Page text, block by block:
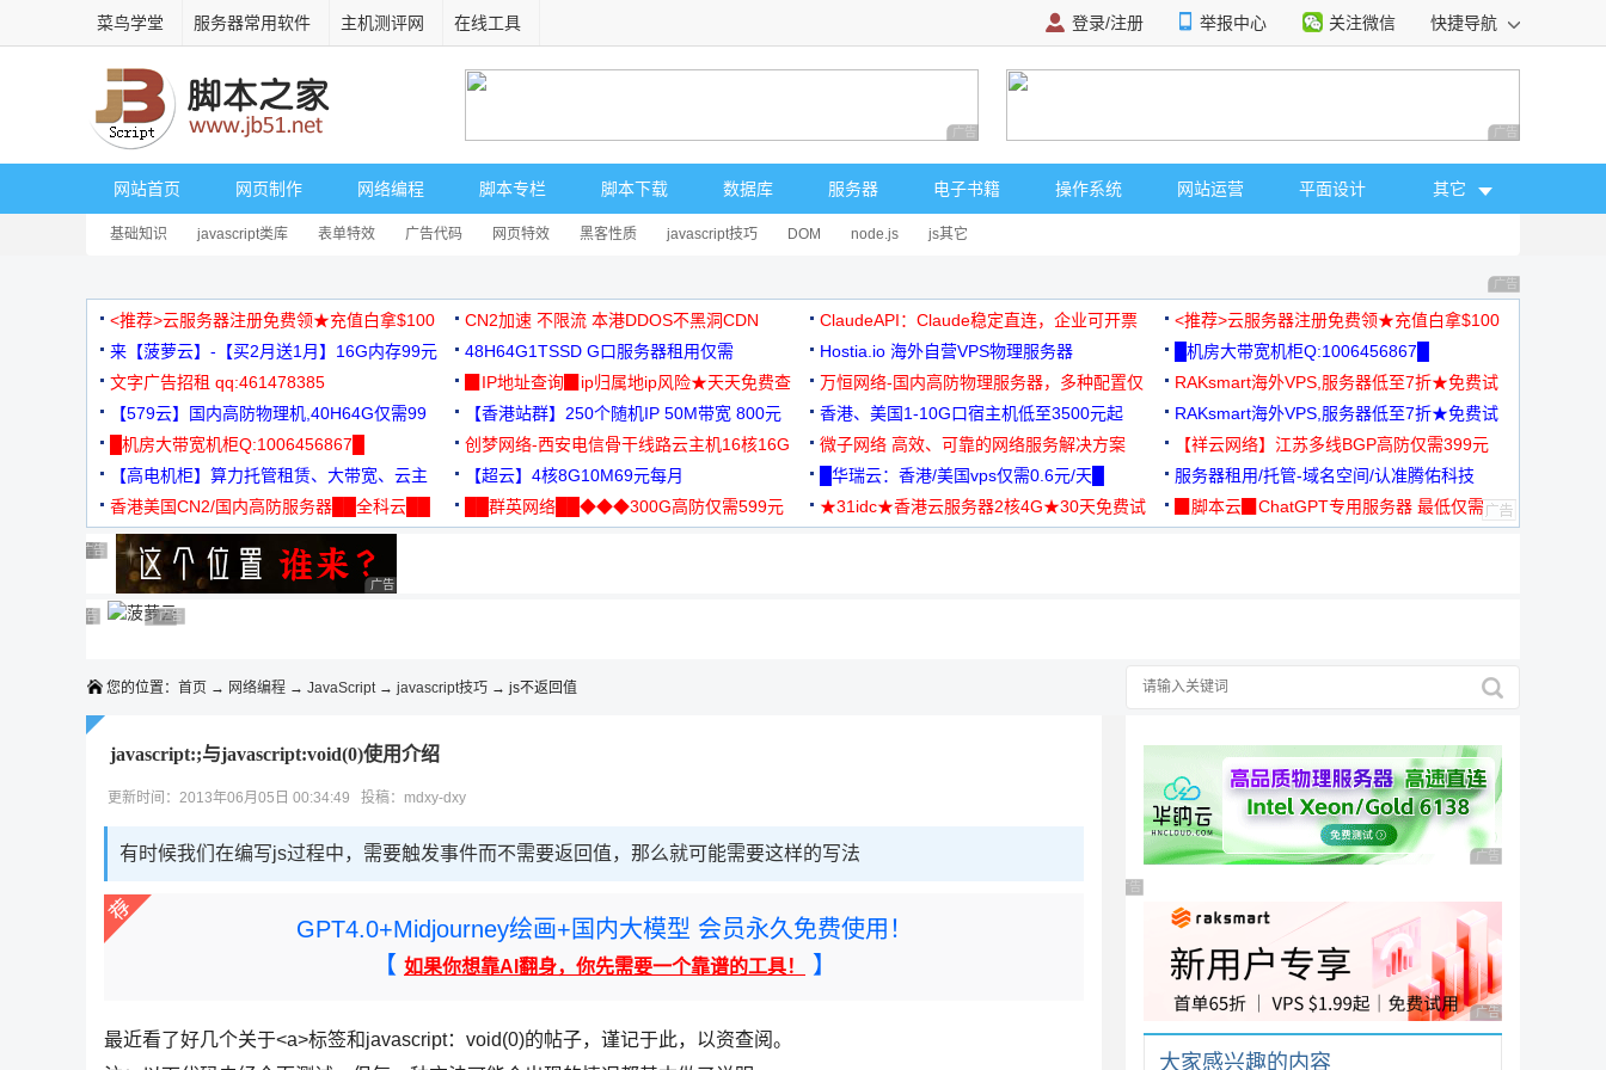
菜鸟学堂 服务器常用软件 主机测评网 在线工具 登录/注册 举报中心 关注微信 快捷导航
广告 商业广告，理性选择 广告 商业广告，理
网站首页 网页制作 网络编程 脚本专栏 脚本下载 数据库 服务器 电子书籍 操作系统 网站运营 平面设计 其它
基础知识 javascript类库 表单特效 广告代码 网页特效 黑客性质 javascript技巧 DOM node.js js其它
广告 商业广告，理
<推荐>云服务器注册免费领★充值白拿$100 CN2加速 不限流 本港DDOS不黑洞CDN ClaudeAPI：Claude稳定直连，企业可开票
<推荐>云服务器注册免费领★充值白拿$100
来【菠萝云】-【买2月送1月】16G内存99元
48H64G1TSSD G口服务器租用仅需
3000+可免费测试
Hostia.io 海外自营VPS物理服务器
█机房大带宽机柜Q:1006456867█
文字广告招租 qq:461478385
▉IP地址查询▉ip归属地ip风险★天天免费查
万恒网络-国内高防物理服务器，多种配置仅
99元/月起
RAKsmart海外VPS,服务器低至7折★免费试
用★
【579云】国内高防物理机,40H64G仅需99
元
【香港站群】250个随机IP 50M带宽 800元 香港、美国1-10G口宿主机低至3500元起
RAKsmart海外VPS,服务器低至7折★免费试
用★
█机房大带宽机柜Q:1006456867█
创梦网络-西安电信骨干线路云主机16核16G
88元/月
微子网络 高效、可靠的网络服务解决方案
【祥云网络】江苏多线BGP高防仅需399元
【高电机柜】算力托管租赁、大带宽、云主
机
【超云】4核8G10M69元每月 █华瑞云：香港/美国vps仅需0.6元/天█
服务器租用/托管-域名空间/认准腾佑科技
香港美国CN2/国内高防服务器██全科云██
██群英网络██◆◆◆300G高防仅需599元
★31idc★香港云服务器2核4G★30天免费试
▉脚本云▉ChatGPT专用服务器 最低仅需
广告 商业广告，理性选择
广告 商业广告，理性选择
广告 商业广告，理性选择
广告 商业广告，理性选择
广告 商业广告，理性选择
广告 商业广告，理性选择
广告 商业广告，理性选择
广告 商业广告，理性选择广告 商业广告，理性选择
广告 商业广告，理性选择
您的位置： 首页 → 网络编程 → JavaScript→ javascript技巧 → js不返回值
javascript:;与javascript:void(0)使用介绍
更新时间：2013年06月05日 00:34:49 投稿：mdxy-dxy
有时候我们在编写js过程中，需要触发事件而不需要返回值，那么就可能需要这样的写法
GPT4.0+Midjourney绘画+国内大模型 会员永久免费使用！
【 如果你想靠AI翻身，你先需要一个靠谱的工具！ 】
最近看了好几个关于<a>标签和javascript：void(0)的帖子，谨记于此，以资查阅。
广告 商业广告，理性
广告 商业广告，理性选择
广告 商业广告，理性
大家感兴趣的内容